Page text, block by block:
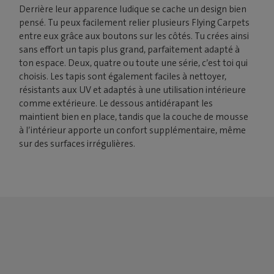
Derrière leur apparence ludique se cache un design bien
pensé. Tu peux facilement relier plusieurs Flying Carpets
entre eux grâce aux boutons sur les côtés. Tu crées ainsi
sans effort un tapis plus grand, parfaitement adapté à
ton espace. Deux, quatre ou toute une série, c’est toi qui
choisis. Les tapis sont également faciles à nettoyer,
résistants aux UV et adaptés à une utilisation intérieure
comme extérieure. Le dessous antidérapant les
maintient bien en place, tandis que la couche de mousse
à l’intérieur apporte un confort supplémentaire, même
sur des surfaces irrégulières.